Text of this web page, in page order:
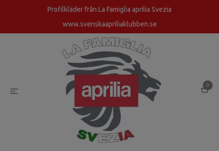
Profilkläder från La Famiglia aprilia Svezia
www.svenskaapriliaklubben.se
0